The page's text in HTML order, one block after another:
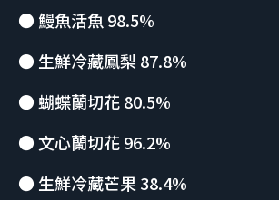
● 鰻魚活魚 98.5%
● 生鮮冷藏鳳梨 87.8%
● 蝴蝶蘭切花 80.5%
● 文心蘭切花 96.2%
● 生鮮冷藏芒果 38.4%